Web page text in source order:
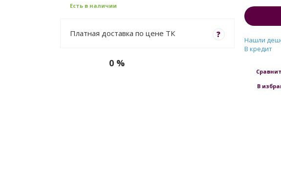
Есть в наличии
?
Платная доставка по цене ТК
0 %
Нашли
В кредит
В